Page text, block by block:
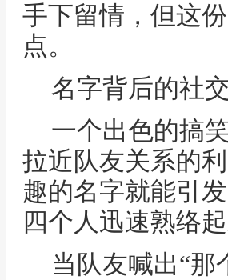
手下留情，但这
点。
名字背后的社
一个出色的搞
拉近队友关系的
趣的名字就能引
四个人迅速熟络起
当队友喊出“那